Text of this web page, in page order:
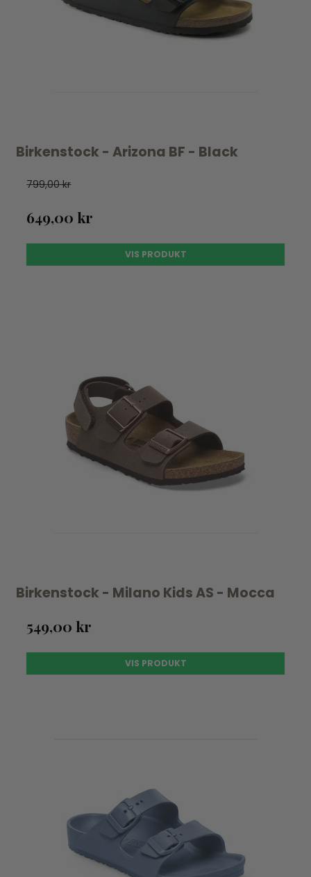
Birkenstock - Arizona BF - Black
799,00 kr
649,00 kr
VIS PRODUKT
Birkenstock - Milano Kids AS - Mocca
549,00 kr
VIS PRODUKT